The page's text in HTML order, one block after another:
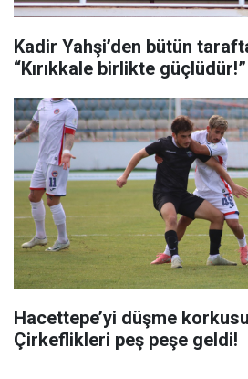
Kadir Yahşi’den bütün
“Kırıkkale birlikte güçlüdür!”
Hacettepe’yi düşme
Çirkeflikleri peş peşe geldi!